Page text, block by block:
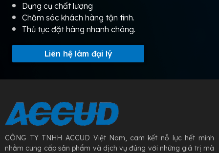
Dụng cụ chất lượng
Chăm sóc khách hàng tận tình.
Thủ tục đặt hàng nhanh chóng.
Liên hệ làm đại lý
CÔNG TY TNHH ACCUD Việt Nam, cam kết nỗ lực hết mình
nhằm cung cấp sản phẩm và dịch vụ đúng với những giá trị mà